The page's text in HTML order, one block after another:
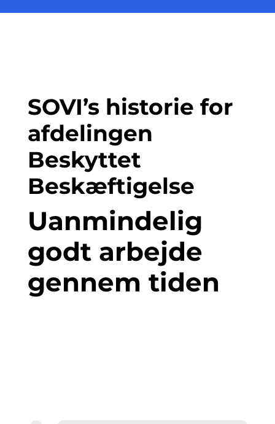
SOVI’s historie for
afdelingen
Beskyttet
Beskæftigelse
Uanmindelig
godt arbejde
gennem tiden